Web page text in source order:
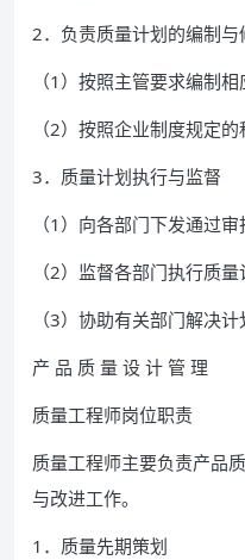
2．负责质量计划的编制与
（1）按照主管要求编制
（2）按照企业制度规定
3．质量计划执行与监督
（1）向各部门下发通过
（2）监督各部门执行质量
（3）协助有关部门解决
产 品 质 量 设 计 管 理
质量工程师岗位职责
质量工程师主要负责产品
与改进工作。
1．质量先期策划